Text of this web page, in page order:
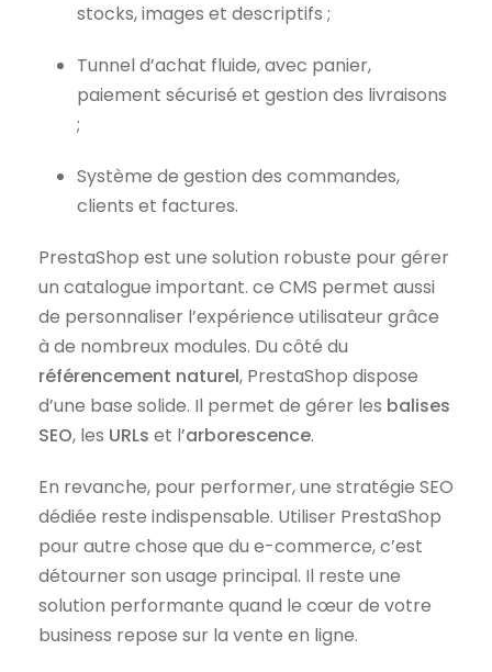
stocks, images et descriptifs ;
Tunnel d’achat fluide, avec panier,
paiement sécurisé et gestion des livraisons
;
Système de gestion des commandes,
clients et factures.
PrestaShop est une solution robuste pour gérer
un catalogue important. ce CMS permet aussi
de personnaliser l’expérience utilisateur grâce
à de nombreux modules. Du côté du
référencement naturel, PrestaShop dispose
d’une base solide. Il permet de gérer les balises
SEO, les URLs et l’arborescence.
En revanche, pour performer, une stratégie SEO
dédiée reste indispensable. Utiliser PrestaShop
pour autre chose que du e-commerce, c’est
détourner son usage principal. Il reste une
solution performante quand le cœur de votre
business repose sur la vente en ligne.